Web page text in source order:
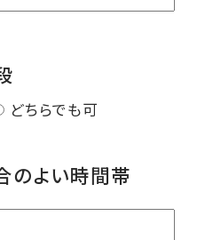
どちらでも可
のよい時間帯